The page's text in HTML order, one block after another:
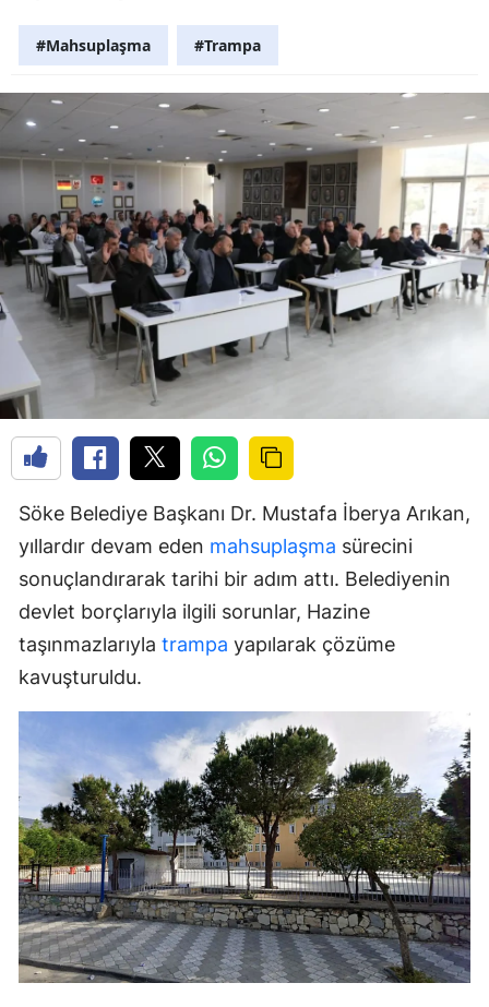
#Mahsuplaşma #Trampa
Söke Belediye Başkanı Dr. Mustafa İberya Arıkan,
yıllardır devam eden mahsuplaşma sürecini
sonuçlandırarak tarihi bir adım attı. Belediyenin
devlet borçlarıyla ilgili sorunlar, Hazine
taşınmazlarıyla trampa yapılarak çözüme
kavuşturuldu.